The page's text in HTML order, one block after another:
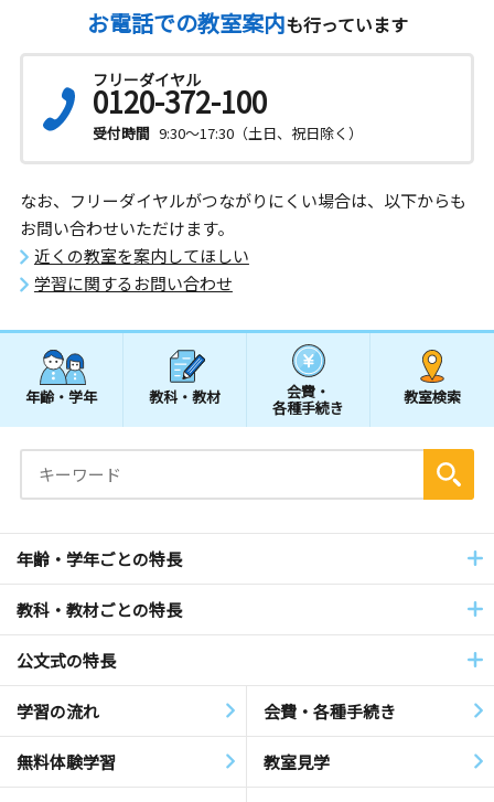
お電話での教室案内も行っています
フリーダイヤル
0120-372-100
受付時間 9:30～17:30（土日、祝日除く）
なお、フリーダイヤルがつながりにくい場合は、以下からも
お問い合わせいただけます。
近くの教室を案内してほしい
学習に関するお問い合わせ
年齢・学年 教科・教材 会費・
各種手続き
教室検索
年齢・学年ごとの特長
教科・教材ごとの特長
公文式の特長
学習の流れ 会費・各種手続き
無料体験学習 教室見学